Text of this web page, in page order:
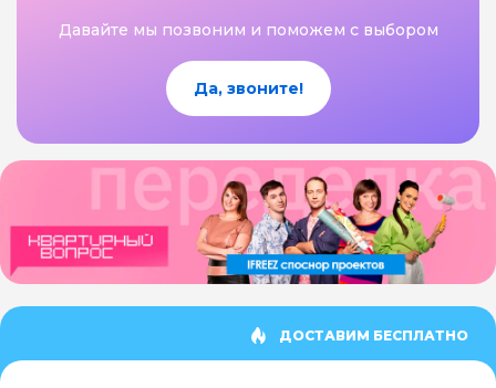
Давайте мы позвоним и поможем с выбором
Да, звоните!
ДОСТАВИМ БЕСПЛАТНО